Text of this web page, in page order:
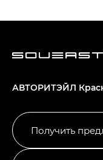
Получить
АВТОРИТЭЙЛ